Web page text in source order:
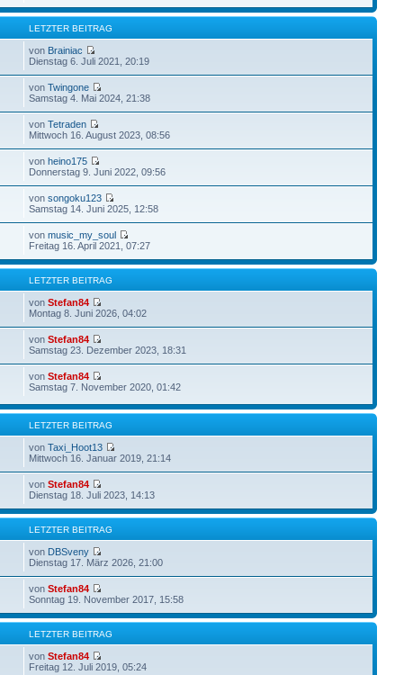
LETZTER BEITRAG
von Brainiac
Dienstag 6. Juli 2021, 20:19
vonTwingone
Samstag 4. Mai 2024, 21:38
vonTetraden
Mittwoch 16. August 2023, 08:56
vonheino175
Donnerstag 9. Juni 2022, 09:56
vonsongoku123
Samstag 14. Juni 2025, 12:58
vonmusic_my_soul
Freitag 16. April 2021, 07:27
LETZTER BEITRAG
vonStefan84
Montag 8. Juni 2026, 04:02
vonStefan84
Samstag 23. Dezember 2023, 18:31
vonStefan84
Samstag 7. November 2020, 01:42
LETZTER BEITRAG
vonTaxi_Hoot13
Mittwoch 16. Januar 2019, 21:14
vonStefan84
Dienstag 18. Juli 2023, 14:13
LETZTER BEITRAG
von DBSveny
Dienstag 17. März 2026, 21:00
vonStefan84
Sonntag 19. November 2017, 15:58
LETZTER BEITRAG
vonStefan84
Freitag 12. Juli 2019, 05:24